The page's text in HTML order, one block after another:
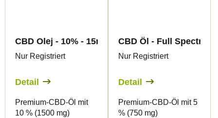
CBD Olej - 10% - 15ml - Canapuff
Nur Registriert
Detail
Premium-CBD-Öl mit
10 % (1500 mg)
CBD Öl - Full Spectrum
Nur Registriert
Detail
Premium-CBD-Öl mit 5
% (750 mg)